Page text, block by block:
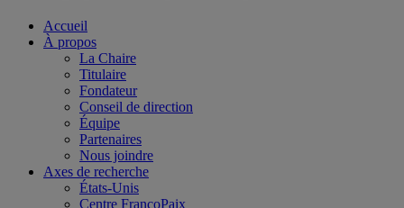
Accueil
À propos
La Chaire
Titulaire
Fondateur
Conseil de direction
Équipe
Partenaires
Nous joindre
Axes de recherche
États-Unis
Centre FrancoPaix